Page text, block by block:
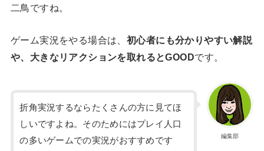
二鳥ですね。
ゲーム実況をやる場合は、 初心者にも分かりやすい解説
や、大きなリアクションを取れるとGOODです。
編集部
折角実況するならたくさんの方に見てほ
しいですよね。そのためにはプレイ人口
の多いゲームでの実況がおすすめです